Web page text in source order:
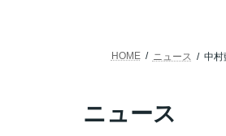
ニュース
HOME ニュース 中村